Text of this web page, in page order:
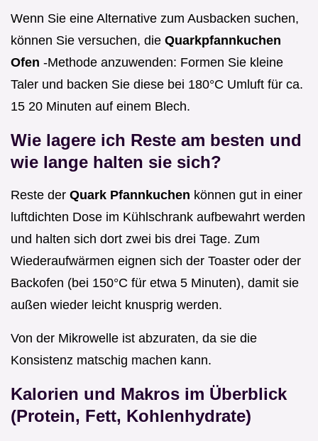
Wenn Sie eine Alternative zum Ausbacken suchen,
können Sie versuchen, die Quarkpfannkuchen
Ofen -Methode anzuwenden: Formen Sie kleine
Taler und backen Sie diese bei 180°C Umluft für ca.
15 20 Minuten auf einem Blech.
Wie lagere ich Reste am besten und
wie lange halten sie sich?
Reste der Quark Pfannkuchen können gut in einer
luftdichten Dose im Kühlschrank aufbewahrt werden
und halten sich dort zwei bis drei Tage. Zum
Wiederaufwärmen eignen sich der Toaster oder der
Backofen (bei 150°C für etwa 5 Minuten), damit sie
außen wieder leicht knusprig werden.
Von der Mikrowelle ist abzuraten, da sie die
Konsistenz matschig machen kann.
Kalorien und Makros im Überblick
(Protein, Fett, Kohlenhydrate)